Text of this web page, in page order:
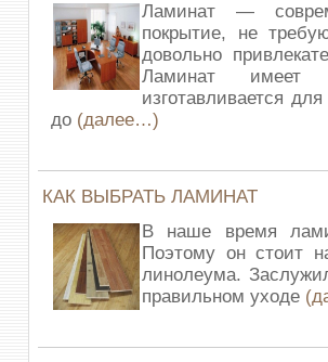
Ламинат —
покрытие, не
довольно
Ламинат имеет
изготавливается
до (далее…)
КАК ВЫБРАТЬ ЛАМИНАТ
В наше время
Поэтому он стоит
линолеума.
правильном уходе